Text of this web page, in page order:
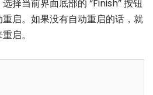
择当前界面底部的 “Finish” 按钮
启。如果没有自动重启的话，就
启。